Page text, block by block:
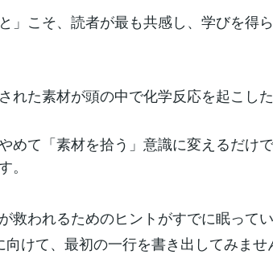
」こそ、読者が最も共感し、学びを得
れた素材が頭の中で化学反応を起こし
めて「素材を拾う」意識に変えるだけ
。
救われるためのヒントがすでに眠ってい
けて、最初の一行を書き出してみませ